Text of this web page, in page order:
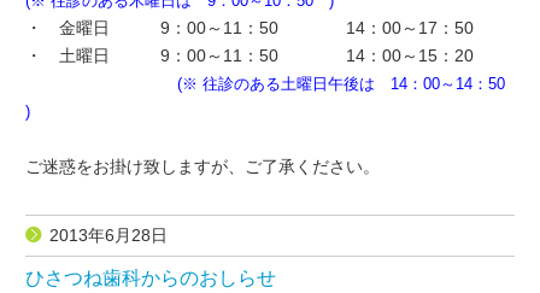
・ 金曜日 9：00～11：50 14：00～17：50
・ 土曜日 9：00～11：50 14：00～15：20
(※ 往診のある土曜日午後は 14：00～14：50
)
ご迷惑をお掛け致しますが、ご了承ください。
2013年6月28日
ひさつね歯科からのおしらせ